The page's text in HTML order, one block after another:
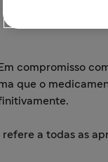
compromisso
que o
a todas as